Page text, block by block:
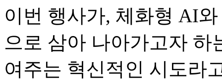
이번 행사가, 체화형 AI
으로 삼아 나아가고자
여주는 혁신적인 시도라